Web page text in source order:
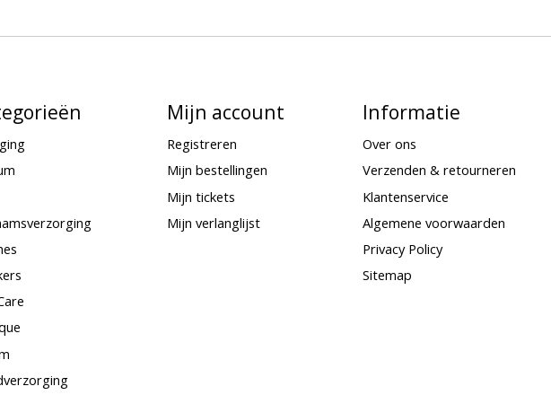
Mijn account
Registreren
Mijn bestellingen
Mijn tickets
Mijn verlanglijst
Informatie
Over ons
Verzenden & retourneren
Klantenservice
Algemene voorwaarden
Privacy Policy
Sitemap